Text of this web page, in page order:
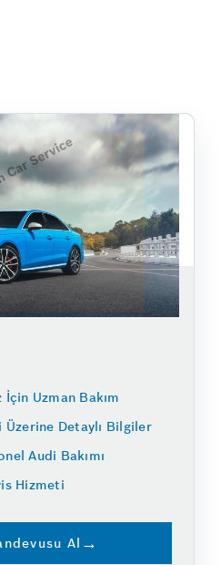
İçin Uzman Bakım
Üzerine Detaylı Bilgiler
Audi Bakımı
Hizmeti
Al